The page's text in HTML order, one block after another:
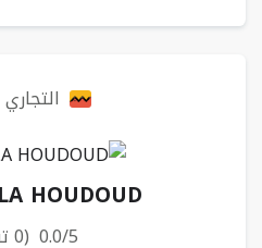
HOUDOUD
0.0/5 (0 تقييم)